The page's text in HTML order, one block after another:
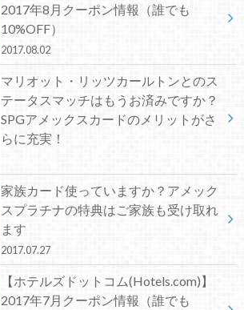
2017年8月クーポン情報（誰でも
10%OFF）
2017.08.02
マリオット・リッツカールトンとのス
テータスマッチはもうお済みですか？
SPGアメックスカードのメリットがさ
らに充実！
家族カード使っていますか？アメック
スプラチナの特典はご家族も受け取れ
ます
2017.07.27
【ホテルズドットコム(Hotels.com)】
2017年7月クーポン情報（誰でも